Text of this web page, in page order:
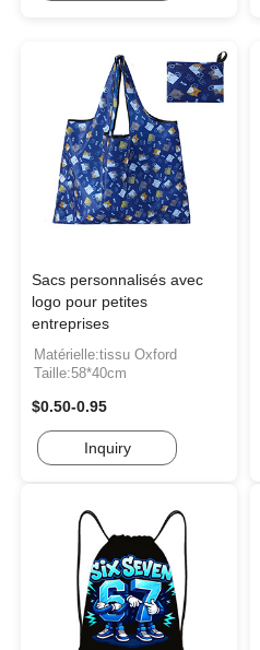
Sacs personnalisés avec
logo pour petites
entreprises
Matérielle:tissu Oxford
Taille:58*40cm
$0.50-0.95
Inquiry